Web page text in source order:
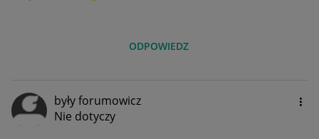
ODPOWIEDZ
były forumowicz
Nie dotyczy